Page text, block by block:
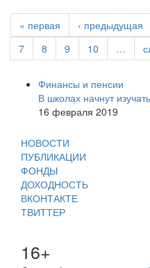
« первая ‹ предыдущая
7
8 9 10 …
Финансы и пенсии
В школах начнут
16 февраля 2019
НОВОСТИ
ПУБЛИКАЦИИ
ФОНДЫ
ДОХОДНОСТЬ
ВКОНТАКТЕ
ТВИТТЕР
16+